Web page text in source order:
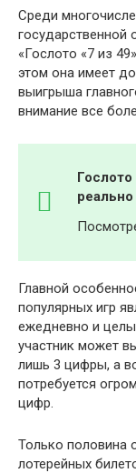
Среди
государственной
«Гослото «7 из
этом она имеет
выигрыша
внимание все
Главной
популярных игр
ежедневно и
участник может
лишь 3 цифры, а
потребуется
цифр.
Только половина
лотерейных